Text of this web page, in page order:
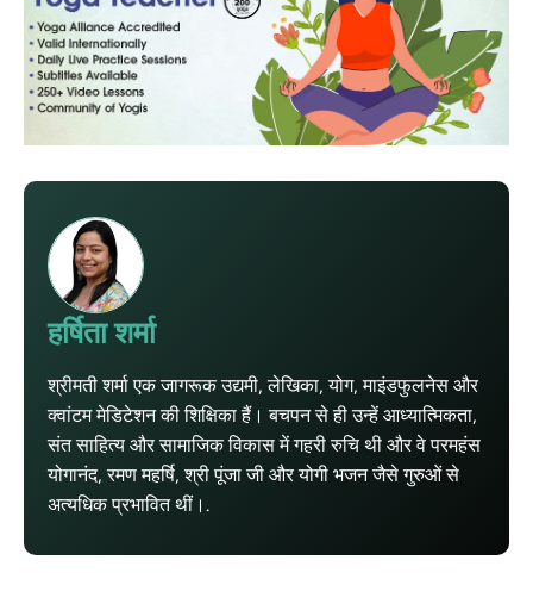
हर्षिता शर्मा
श्रीमती शर्मा एक जागरूक उद्यमी, लेखिका, योग, माइंडफुलनेस और
क्वांटम मेडिटेशन की शिक्षिका हैं। बचपन से ही उन्हें आध्यात्मिकता,
संत साहित्य और सामाजिक विकास में गहरी रुचि थी और वे परमहंस
योगानंद, रमण महर्षि, श्री पूंजा जी और योगी भजन जैसे गुरुओं से
अत्यधिक प्रभावित थीं।.